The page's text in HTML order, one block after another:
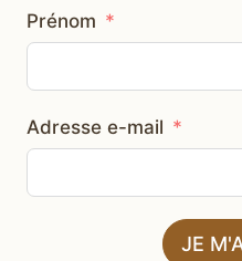
Prénom
Adresse e-mail
JE